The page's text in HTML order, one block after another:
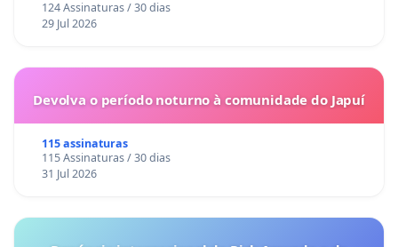
124 Assinaturas / 30 dias
29 Jul 2026
Devolva o período noturno à comunidade do Japuí
115 assinaturas
115 Assinaturas / 30 dias
31 Jul 2026